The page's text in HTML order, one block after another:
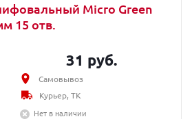
Micro Green
15 отв.
31 руб.
Самовывоз
Курьер, ТК
Нет в наличии